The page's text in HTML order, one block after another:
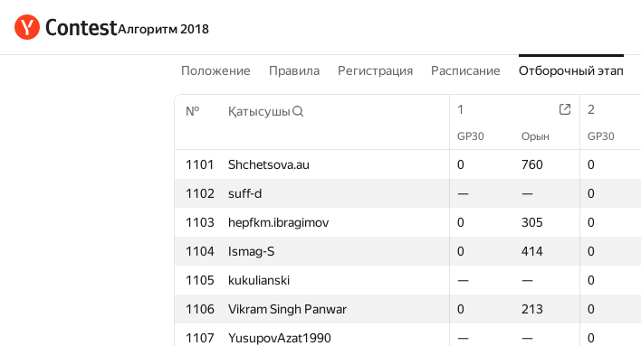
Алгоритм 2018
Положение Правила Регистрация Расписание Отборочный этап
№ Қатысушы 1 2
GP30 Орын GP30
1101 Shchetsova.au 0 760 0
1102
suff-d — — 0
1103
hepfkm.ibragimov 0 305 0
1104
Ismag-S 0 414 0
1105
kukulianski — — 0
1106
Vikram Singh Panwar 0 213 0
1107
YusupovAzat1990 — — 0